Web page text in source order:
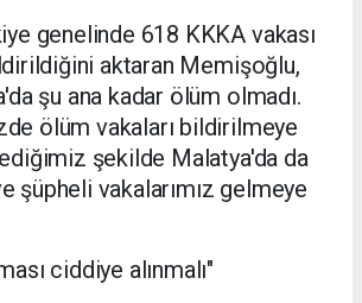
genelinde 618 KKKA vakası
aktaran Memişoğlu,
şu ana kadar ölüm olmadı.
ölüm vakaları bildirilmeye
şekilde Malatya'da da
şüpheli vakalarımız gelmeye
ciddiye alınmalı"